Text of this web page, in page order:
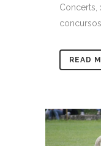
Concerts,
READ